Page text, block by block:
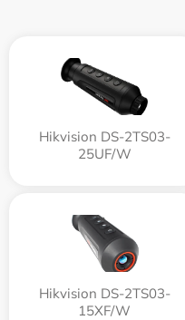
Hikvision DS-2TS03-
25UF/W
Hikvision DS-2TS03-
15XF/W